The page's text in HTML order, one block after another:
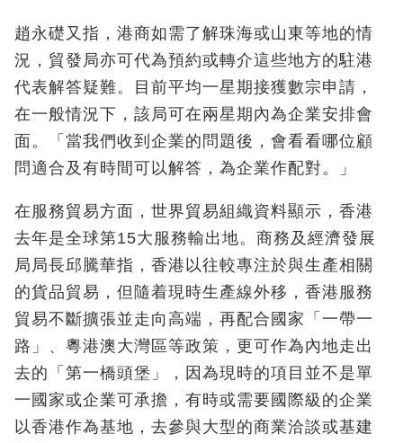
趙永礎又指，港商如需了解珠海或山東等地的情
況，貿發局亦可代為預約或轉介這些地方的駐港
代表解答疑難。目前平均一星期接獲數宗申請，
在一般情況下，該局可在兩星期內為企業安排會
面。「當我們收到企業的問題後，會看看哪位顧
問適合及有時間可以解答，為企業作配對。」
在服務貿易方面，世界貿易組織資料顯示，香港
去年是全球第15大服務輸出地。商務及經濟發展
局局長邱騰華指，香港以往較專注於與生產相關
的貨品貿易，但隨着現時生產線外移，香港服務
貿易不斷擴張並走向高端，再配合國家「一帶一
路」、粵港澳大灣區等政策，更可作為內地走出
去的「第一橋頭堡」，因為現時的項目並不是單
一國家或企業可承擔，有時或需要國際級的企業
以香港作為基地，去參與大型的商業洽談或基建